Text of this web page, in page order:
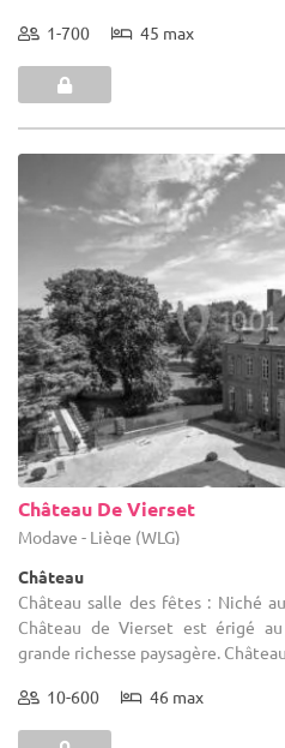
1-700 45 max
Château De Vierset
Modave - Liège (WLG)
Château
Château salle des fêtes : Niché
Château de Vierset est érigé
grande richesse paysagère.
10-600 46 max